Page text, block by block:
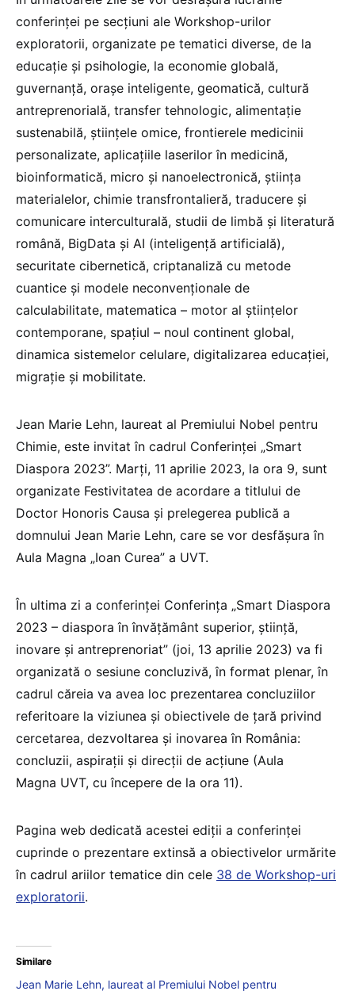
conferinței pe secțiuni ale Workshop-urilor
exploratorii, organizate pe tematici diverse, de la
educație și psihologie, la economie globală,
guvernanță, orașe inteligente, geomatică, cultură
antreprenorială, transfer tehnologic, alimentație
sustenabilă, științele omice, frontierele medicinii
personalizate, aplicațiile laserilor în medicină,
bioinformatică, micro și nanoelectronică, știința
materialelor, chimie transfrontalieră, traducere și
comunicare interculturală, studii de limbă și literatură
română, BigData și AI (inteligență artificială),
securitate cibernetică, criptanaliză cu metode
cuantice și modele neconvenționale de
calculabilitate, matematica – motor al științelor
contemporane, spațiul – noul continent global,
dinamica sistemelor celulare, digitalizarea educației,
migrație și mobilitate.
Jean Marie Lehn, laureat al Premiului Nobel pentru
Chimie, este invitat în cadrul Conferinței „Smart
Diaspora 2023”. Marți, 11 aprilie 2023, la ora 9, sunt
organizate Festivitatea de acordare a titlului de
Doctor Honoris Causa și prelegerea publică a
domnului Jean Marie Lehn, care se vor desfășura în
Aula Magna „Ioan Curea” a UVT.
În ultima zi a conferinței Conferința „Smart Diaspora
2023 – diaspora în învățământ superior, știință,
inovare și antreprenoriat” (joi, 13 aprilie 2023) va fi
organizată o sesiune concluzivă, în format plenar, în
cadrul căreia va avea loc prezentarea concluziilor
referitoare la viziunea și obiectivele de țară privind
cercetarea, dezvoltarea și inovarea în România:
concluzii, aspirații și direcții de acțiune (Aula
Magna UVT, cu începere de la ora 11).
Pagina web dedicată acestei ediții a conferinței
cuprinde o prezentare extinsă a obiectivelor urmărite
în cadrul ariilor tematice din cele 38 de Workshop-uri
exploratorii.
Similare
Jean Marie Lehn, laureat al Premiului Nobel pentru